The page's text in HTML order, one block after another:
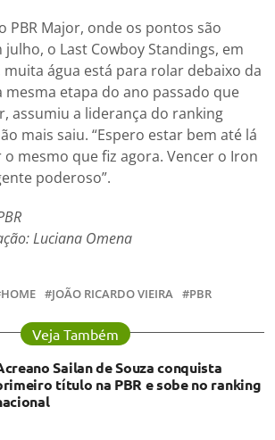
PBR Major, onde os pontos são
o Last Cowboy Standings, em
muita água está para rolar debaixo da
mesma etapa do ano passado que
assumiu a liderança do ranking
mais saiu. “Espero estar bem até lá
mesmo que fiz agora. Vencer o Iron
poderoso”.
Luciana Omena
HOME JOÃO RICARDO VIEIRA PBR
Veja Também
Sailan de Souza conquista
título na PBR e sobe no ranking